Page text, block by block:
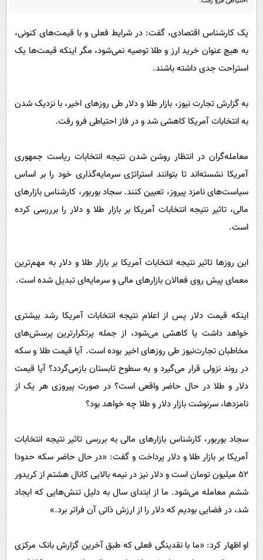
گوناگون
بین الملل
اجتماعی
آشپزی
یک کارشناس اقتصادی، گفت: در شرایط فعلی و با قیمت‌های کنونی،
به هیچ عنوان خرید ارز و طلا توصیه نمی‌شود، مگر اینکه قیمت‌ها یک
استراحت جدی داشته باشند.
به گزارش تجارت نیوز، بازار طلا و دلار طی روز‌های اخیر، با نزدیک شدن
به انتخابات آمریکا کاهشی شد و در فاز احتیاطی فرو رفت.
معامله‌گران در انتظار روشن شدن نتیجه انتخابات ریاست جمهوری
آمریکا نشسته‌اند تا بتوانند استراتژی سرمایه‌گذاری خود را بر اساس
سیاست‌های نامزد پیروز، تعیین کنند. سجاد بوربور، کارشناس بازار‌های
مالی، تاثیر نتیجه انتخابات آمریکا بر بازار طلا و دلار را برررسی کرده
است.
این روز‌ها تاثیر نتیجه انتخابات آمریکا بر بازار طلا و دلار به مهم‌ترین
معمای پیش روی فعالان بازار‌های مالی و سرمایه‌ای تبدیل شده است.
اینکه قیمت دلار پس از اعلام نتیجه انتخابات آمریکا رشد بیشتری
خواهد داشت یا کاهشی می‌شود، از جمله پرتکرارترین پرسش‌های
مخاطبان تجارت‌نیوز طی روز‌های اخیر بوده است. آیا قیمت طلا و سکه
در روند نزولی قرار می‌گیرد و به سطوح تابستان بازمی‌گردد؟ آیا قیمت
دلار و طلا در حال حاضر واقعی است؟ در صورت پیروزی هر یک از
نامزدها، سرنوشت بازار دلار و طلا چه خواهد بود؟
سجاد بوربور، کارشناس بازار‌های مالی به بررسی تاثیر نتیجه انتخابات
آمریکا بر بازار طلا و دلار پرداخت و گفت: «در حال حاضر سکه حدودا
۵۲ میلیون تومان است و دلار نیز در نیمه بالایی کانال هشتم از کریدور
ششم معامله می‌شود. ما از ابتدای سال به دلیل تنش‌هایی که ایجاد
شد، در فضایی بودیم که دلار را از ارزش ذاتی آن فراتر برد.»
او اظهار کرد: «ما با نقدینگی فعلی که طبق آخرین گزارش بانک مرکزی